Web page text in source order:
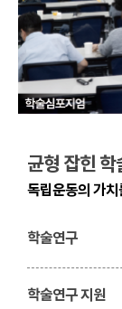
균형 잡힌
독립운동의 가
학술연구
학술연구 지원